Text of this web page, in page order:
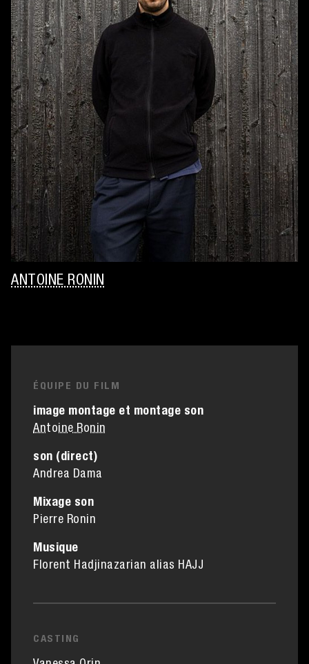
ANTOINE RONIN
ÉQUIPE DU FILM
image montage et montage son
Antoine Ronin
son (direct)
Andrea Dama
Mixage son
Pierre Ronin
Musique
Florent Hadjinazarian alias HAJJ
CASTING